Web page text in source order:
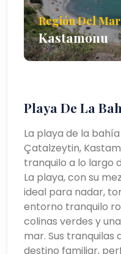
Región Del
Kastamonu
Playa De La
La playa de la
Çatalzeytin,
tranquilo a lo largo
La playa, con su
ideal para nadar,
entorno tranquilo
colinas verdes y
mar. Sus tranquilas
destino familiar,